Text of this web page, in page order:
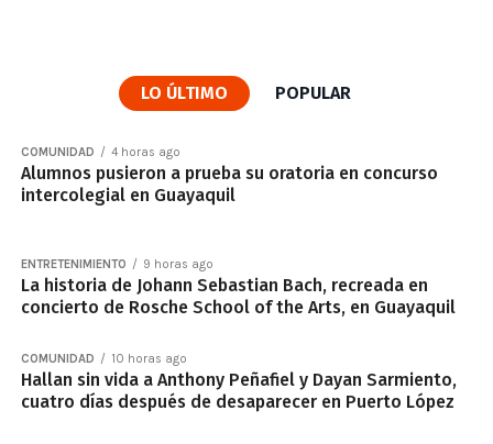
LO ÚLTIMO POPULAR
COMUNIDAD 4 horas ago
Alumnos pusieron a prueba su oratoria en concurso
intercolegial en Guayaquil
ENTRETENIMIENTO 9 horas ago
La historia de Johann Sebastian Bach, recreada en
concierto de Rosche School of the Arts, en Guayaquil
COMUNIDAD 10 horas ago
Hallan sin vida a Anthony Peñafiel y Dayan Sarmiento,
cuatro días después de desaparecer en Puerto López